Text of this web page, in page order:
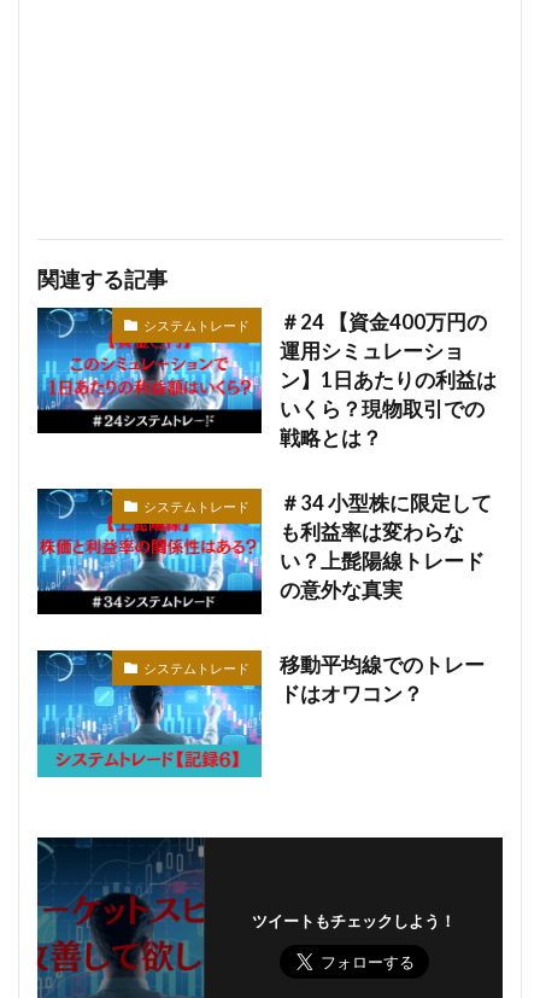
関連する記事
システムトレード
＃24 【資金400万円の
運用シミュレーショ
ン】1日あたりの利益は
いくら？現物取引での
戦略とは？
システムトレード
＃34 小型株に限定して
も利益率は変わらな
い？上髭陽線トレード
の意外な真実
システムトレード
移動平均線でのトレー
ドはオワコン？
ツイートもチェックしよう！